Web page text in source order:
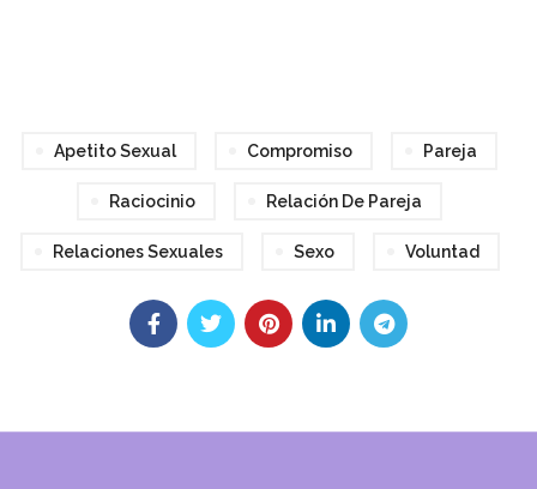
Apetito Sexual Compromiso Pareja
Raciocinio Relación De Pareja
Relaciones Sexuales Sexo Voluntad